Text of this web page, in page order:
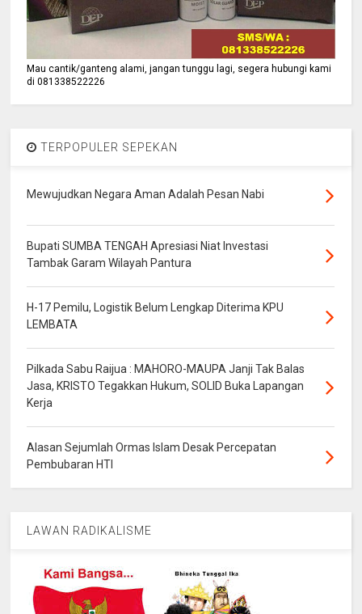
Mau cantik/ganteng alami, jangan tunggu lagi, segera hubungi kami
di 081338522226
TERPOPULER SEPEKAN
Mewujudkan Negara Aman Adalah Pesan Nabi
Bupati SUMBA TENGAH Apresiasi Niat Investasi
Tambak Garam Wilayah Pantura
H-17 Pemilu, Logistik Belum Lengkap Diterima KPU
LEMBATA
Pilkada Sabu Raijua : MAHORO-MAUPA Janji Tak Balas
Jasa, KRISTO Tegakkan Hukum, SOLID Buka Lapangan
Kerja
Alasan Sejumlah Ormas Islam Desak Percepatan
Pembubaran HTI
LAWAN RADIKALISME